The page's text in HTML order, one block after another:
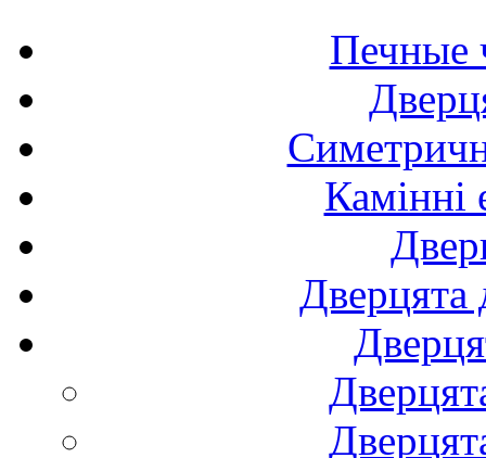
Печные
Камінні
Дверцята